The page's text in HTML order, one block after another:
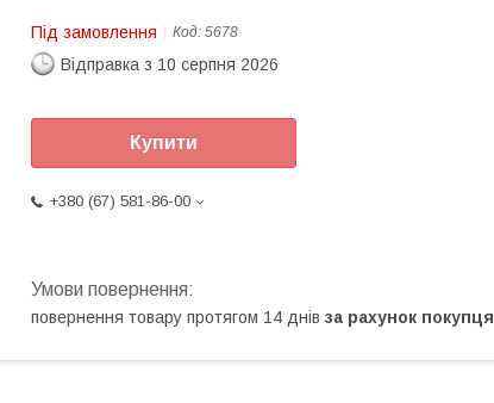
Під замовлення Код: 5678
Відправка з 10 серпня 2026
Купити
+380 (67) 581-86-00
повернення товару протягом 14 днів за рахунок покупця